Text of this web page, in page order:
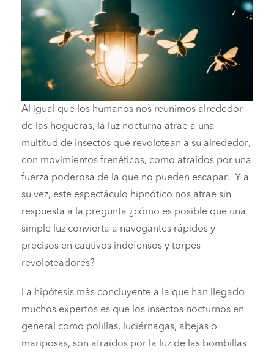
Al igual que los humanos nos reunimos alrededor
de las hogueras, la luz nocturna atrae a una
multitud de insectos que revolotean a su alrededor,
con movimientos frenéticos, como atraídos por una
fuerza poderosa de la que no pueden escapar. Y a
su vez, este espectáculo hipnótico nos atrae sin
respuesta a la pregunta ¿cómo es posible que una
simple luz convierta a navegantes rápidos y
precisos en cautivos indefensos y torpes
revoloteadores?
La hipótesis más concluyente a la que han llegado
muchos expertos es que los insectos nocturnos en
general como polillas, luciérnagas, abejas o
mariposas, son atraídos por la luz de las bombillas